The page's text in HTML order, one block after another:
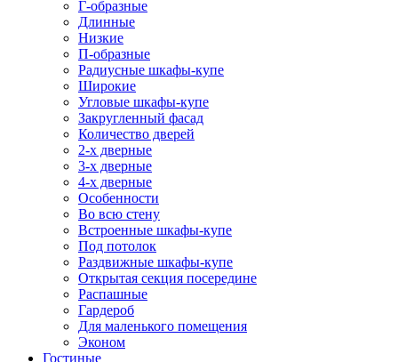
Г-образные
Длинные
Низкие
П-образные
Радиусные шкафы-купе
Широкие
Угловые шкафы-купе
Закругленный фасад
Количество дверей
2-х дверные
3-х дверные
4-х дверные
Особенности
Во всю стену
Встроенные шкафы-купе
Под потолок
Раздвижные шкафы-купе
Открытая секция посередине
Распашные
Гардероб
Для маленького помещения
Эконом
Гостиные